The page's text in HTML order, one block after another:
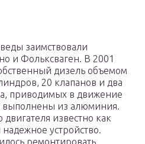
заимствовали
и Фольксваген. В 2001
дизель объемом
20 клапанов и два
приводимых в движение
выполнены из алюминия.
известно как
устройство.
ремонтировать